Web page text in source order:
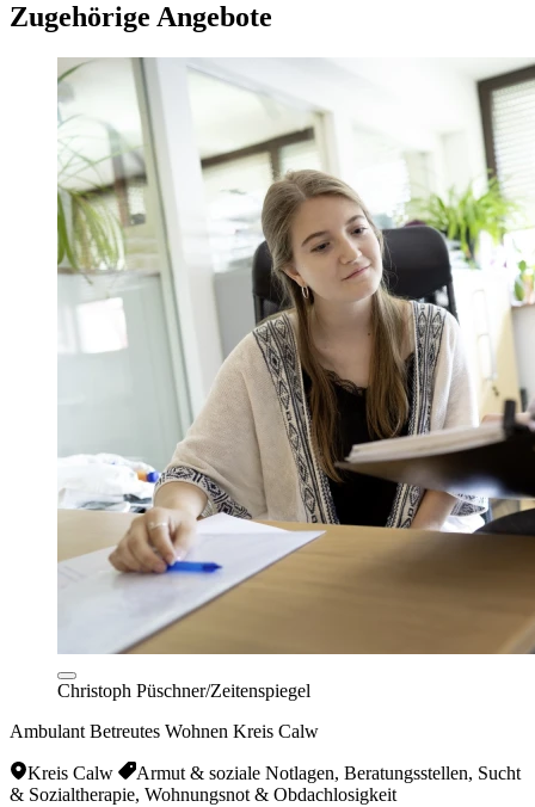
Zugehörige Angebote
Christoph Püschner/Zeitenspiegel
Ambulant Betreutes Wohnen Kreis Calw
Kreis Calw
Armut & soziale Notlagen, Beratungsstellen, Sucht
& Sozialtherapie, Wohnungsnot & Obdachlosigkeit